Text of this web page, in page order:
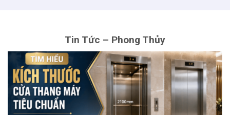
Tin Tức – Phong Thủy